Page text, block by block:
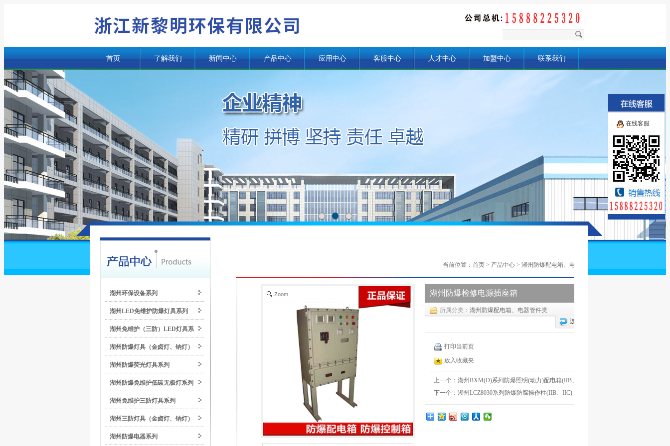
首页 了解我们 新闻中心 产品中心 应用中心 客服中心 人才中心 加盟中心 联系我们
湖州环保设备系列
湖州LED免维护防爆灯具系列
湖州免维护（三防）LED灯具系
列湖州防爆灯具（金卤灯、钠灯）
系列
湖州防爆荧光灯具系列
湖州防爆免维护低碳无极灯系列
湖州免维护三防灯具系列
湖州三防灯具（金卤灯、钠灯）
系列
湖州防爆电器系列
当前位置： 首页 > 产品中心 > 湖州防爆配电箱、电器管件类
Zoom 湖州防爆检修电源插座箱
所属分类： 湖州防爆配电箱、电器管件类
打印当前页
放入收藏夹
上一个：湖州BXM(D)系列防爆照明(动力)配电箱(IIB、IIC)
下一个：湖州LCZ8030系列防爆防腐操作柱(IIB、IIC)
在线客服